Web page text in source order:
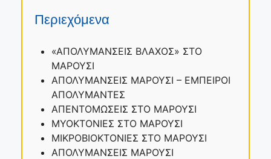
Περιεχόμενα
«ΑΠΟΛΥΜΑΝΣΕΙΣ ΒΛΑΧΟΣ» ΣΤΟ
ΜΑΡΟΥΣΙ
ΑΠΟΛΥΜΑΝΣΕΙΣ ΜΑΡΟΥΣΙ – ΕΜΠΕΙΡΟΙ
ΑΠΟΛΥΜΑΝΤΕΣ
ΑΠΕΝΤΟΜΩΣΕΙΣ ΣΤΟ ΜΑΡΟΥΣΙ
ΜΥΟΚΤΟΝΙΕΣ ΣΤΟ ΜΑΡΟΥΣΙ
ΜΙΚΡΟΒΙΟΚΤΟΝΙΕΣ ΣΤΟ ΜΑΡΟΥΣΙ
ΑΠΟΛΥΜΑΝΣΕΙΣ ΜΑΡΟΥΣΙ